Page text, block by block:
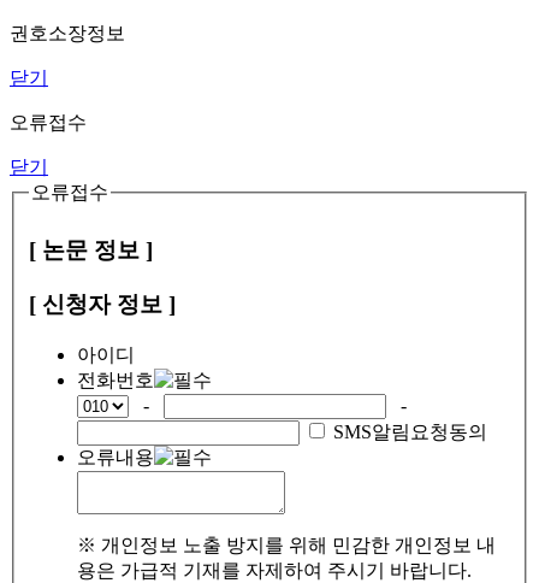
권호소장정보
닫기
오류접수
닫기
오류접수
[ 논문 정보 ]
[ 신청자 정보 ]
아이디
전화번호
-
-
SMS알림요청동의
오류내용
※ 개인정보 노출 방지를 위해 민감한 개인정보 내
용은 가급적 기재를 자제하여 주시기 바랍니다.